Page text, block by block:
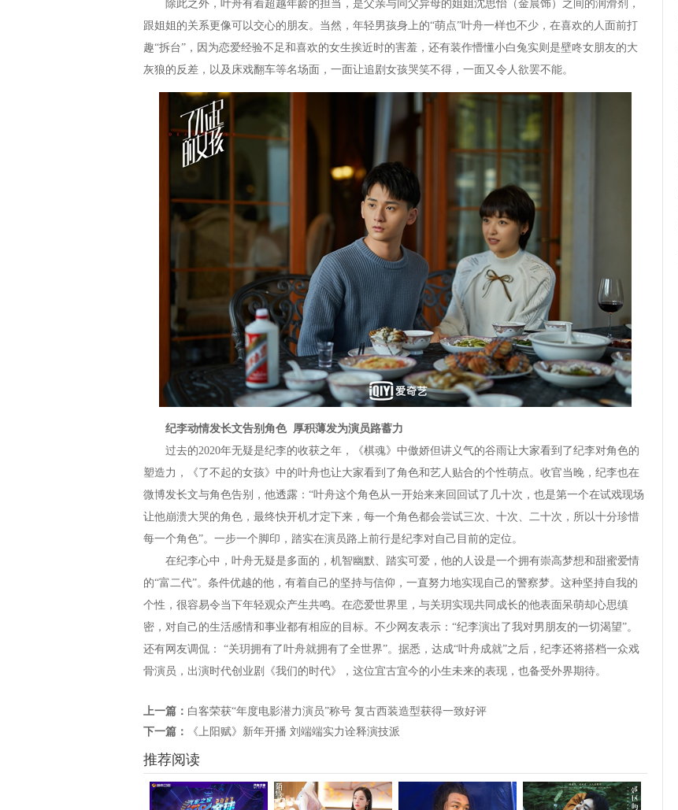
除此之外，叶舟有着超越年龄的担当，是父亲与同父异母的姐姐沈思怡（金晨饰）之间的润滑剂，
跟姐姐的关系更像可以交心的朋友。当然，年轻男孩身上的“萌点”叶舟一样也不少，在喜欢的人面前打
趣“拆台”，因为恋爱经验不足和喜欢的女生挨近时的害羞，还有装作懵懂小白兔实则是壁咚女朋友的大
灰狼的反差，以及床戏翻车等名场面，一面让追剧女孩哭笑不得，一面又令人欲罢不能。
纪李动情发长文告别角色 厚积薄发为演员路蓄力
过去的2020年无疑是纪李的收获之年，《棋魂》中傲娇但讲义气的谷雨让大家看到了纪李对角色的
塑造力，《了不起的女孩》中的叶舟也让大家看到了角色和艺人贴合的个性萌点。收官当晚，纪李也在
微博发长文与角色告别，他透露：“叶舟这个角色从一开始来来回回试了几十次，也是第一个在试戏现场
让他崩溃大哭的角色，最终快开机才定下来，每一个角色都会尝试三次、十次、二十次，所以十分珍惜
每一个角色”。一步一个脚印，踏实在演员路上前行是纪李对自己目前的定位。
在纪李心中，叶舟无疑是多面的，机智幽默、踏实可爱，他的人设是一个拥有崇高梦想和甜蜜爱情
的“富二代”。条件优越的他，有着自己的坚持与信仰，一直努力地实现自己的警察梦。这种坚持自我的
个性，很容易令当下年轻观众产生共鸣。在恋爱世界里，与关玥实现共同成长的他表面呆萌却心思缜
密，对自己的生活感情和事业都有相应的目标。不少网友表示：“纪李演出了我对男朋友的一切渴望”。
还有网友调侃： “关玥拥有了叶舟就拥有了全世界”。据悉，达成“叶舟成就”之后，纪李还将搭档一众戏
骨演员，出演时代创业剧《我们的时代》，这位宜古宜今的小生未来的表现，也备受外界期待。
上一篇： 白客荣获“年度电影潜力演员”称号 复古西装造型获得一致好评
下一篇：
《上阳赋》新年开播 刘端端实力诠释演技派
推荐阅读